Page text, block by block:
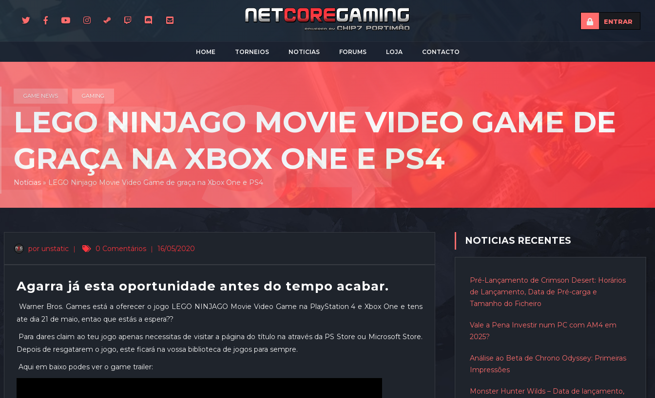
ENTRAR
HOME TORNEIOS NOTICIAS FORUMS LOJA CONTACTO
GAME NEWS GAMING
LEGO NINJAGO MOVIE VIDEO GAME DE
GRAÇA NA XBOX ONE E PS4
Notícias » LEGO Ninjago Movie Video Game de graça na Xbox One e PS4
por unstatic | 0 Comentários | 16/05/2020
Agarra já esta oportunidade antes do tempo acabar.
Warner Bros. Games está a oferecer o jogo LEGO NINJAGO Movie Video Game na PlayStation 4 e Xbox One e tens
ate dia 21 de maio, entao que estás a espera??
Para dares claim ao teu jogo apenas necessitas de visitar a página do título na através da PS Store ou Microsoft Store.
Depois de resgatarem o jogo, este ficará na vossa biblioteca de jogos para sempre.
Aqui em baixo podes ver o game trailer:
NOTICIAS RECENTES
Pré-Lançamento de Crimson Desert: Horários
de Lançamento, Data de Pré-carga e
Tamanho do Ficheiro
Vale a Pena Investir num PC com AM4 em
2025?
Análise ao Beta de Chrono Odyssey: Primeiras
Impressões
Monster Hunter Wilds – Data de lançamento,